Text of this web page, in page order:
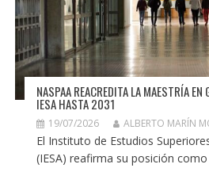
NASPAA REACREDITA LA MAESTRÍA EN
IESA HASTA 2031
19/07/2026 ALBERTO MARÍN
El Instituto de Estudios
(IESA) reafirma su posición